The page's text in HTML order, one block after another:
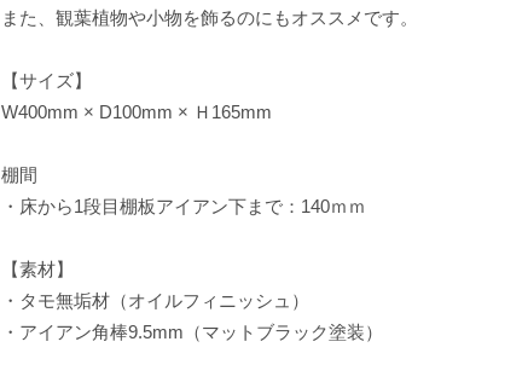
また、観葉植物や小物を飾るのにもオススメです。
【サイズ】
W400mm × D100mm × Ｈ165mm
棚間
・床から1段目棚板アイアン下まで：140ｍｍ
【素材】
・タモ無垢材（オイルフィニッシュ）
・アイアン角棒9.5mm（マットブラック塗装）